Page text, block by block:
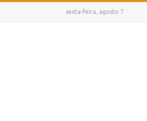
sexta-feira, agosto 7